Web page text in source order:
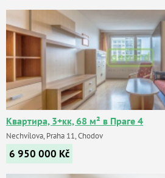
Квартира, 3+кк, 68 м² в Праге 4
Nechvílova, Praha 11, Chodov
6 950 000 Kč